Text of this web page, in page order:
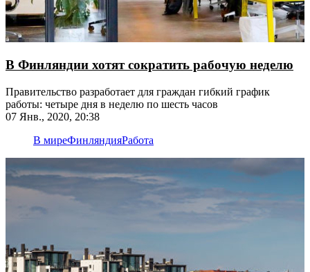
В Финляндии хотят сократить рабочую неделю
Правительство разработает для граждан гибкий график
работы: четыре дня в неделю по шесть часов
07 Янв., 2020, 20:38
В миреФинляндияРабота